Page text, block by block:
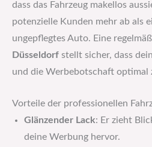
dass das Fahrzeug makellos
potenzielle Kunden mehr ab als
ungepflegtes Auto. Eine
Düsseldorf stellt sicher, dass
und die Werbebotschaft optimal
Vorteile der professionellen
Glänzender Lack: Er zieht
deine Werbung hervor.